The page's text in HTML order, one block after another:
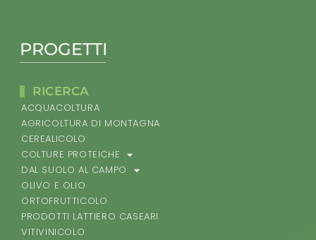
PROGETTI
RICERCA
ACQUACOLTURA
AGRICOLTURA DI MONTAGNA
CEREALICOLO
COLTURE PROTEICHE
DAL SUOLO AL CAMPO
OLIVO E OLIO
ORTOFRUTTICOLO
PRODOTTI LATTIERO CASEARI
VITIVINICOLO